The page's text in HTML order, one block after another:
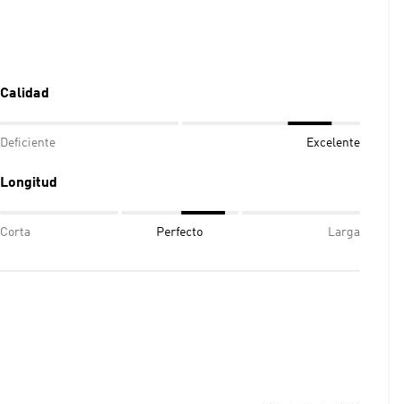
Calidad
Deficiente Excelente
Longitud
Corta Perfecto Larga